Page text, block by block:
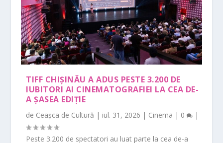
TIFF CHIȘINĂU A ADUS PESTE 3.200 DE
IUBITORI AI CINEMATOGRAFIEI LA CEA DE-
A ȘASEA EDIȚIE
de Ceașca de Cultură | iul. 31, 2026 | Cinema | 0 |
Peste 3.200 de spectatori au luat parte la cea de-a